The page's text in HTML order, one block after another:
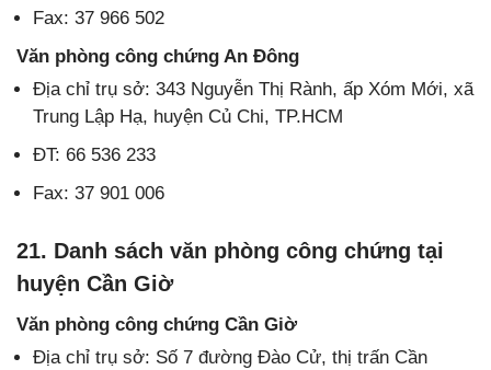
Fax: 37 966 502
Văn phòng công chứng An Đông
Địa chỉ trụ sở: 343 Nguyễn Thị Rành, ấp Xóm Mới, xã
Trung Lập Hạ, huyện Củ Chi, TP.HCM
ĐT: 66 536 233
Fax: 37 901 006
21. Danh sách văn phòng công chứng tại
huyện Cần Giờ
Văn phòng công chứng Cần Giờ
Địa chỉ trụ sở: Số 7 đường Đào Cử, thị trấn Cần